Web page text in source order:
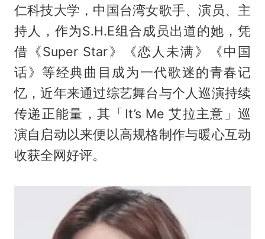
仁科技大学，中国台湾女歌手、演员、主
持人，作为S.H.E组合成员出道的她，凭
借《Super Star》《恋人未满》《中国
话》等经典曲目成为一代歌迷的青春记
忆，近年来通过综艺舞台与个人巡演持续
传递正能量，其「It’s Me 艾拉主意」巡
演自启动以来便以高规格制作与暖心互动
收获全网好评。